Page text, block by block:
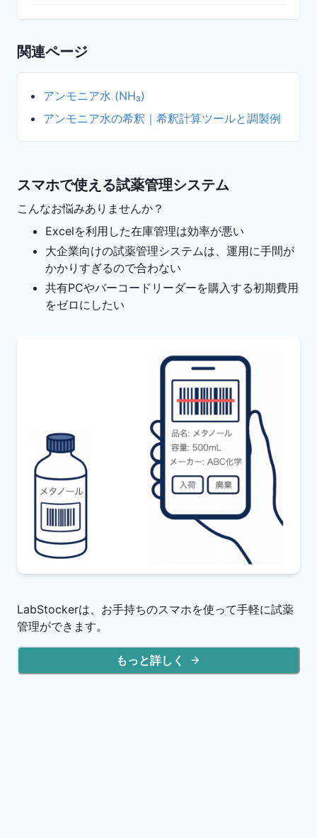
関連ページ
アンモニア水 (NH₃)
アンモニア水の希釈｜希釈計算ツールと調製例
スマホで使える試薬管理システム
こんなお悩みありませんか？
Excelを利用した在庫管理は効率が悪い
大企業向けの試薬管理システムは、運用に手間が
かかりすぎるので合わない
共有PCやバーコードリーダーを購入する初期費用
をゼロにしたい
LabStockerは、お手持ちのスマホを使って手軽に試薬
管理ができます。
もっと詳しく